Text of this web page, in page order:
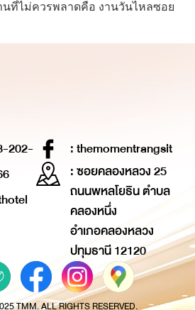
นที่ไม่ควรพลาดคือ งานวันไหลซอย
202-
: themomentrangsit
: ซอยคลองหลวง 25
ถนนพหลโยธิน ตำบล
คลองหนึ่ง
อำเภอคลองหลวง
ปทุมธานี 12120
TMM. ALL RIGHTS RESERVED.